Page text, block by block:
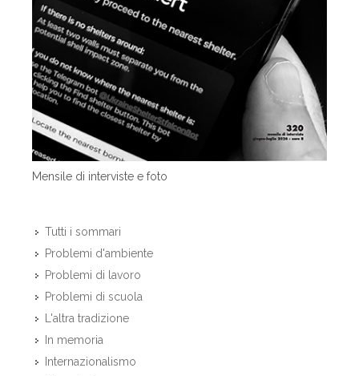
Mensile di interviste e foto
Tutti i sommari
Problemi d'ambiente
Problemi di lavoro
Problemi di scuola
L'altra tradizione
In memoria
Internazionalismo